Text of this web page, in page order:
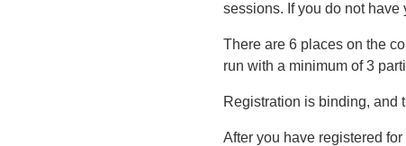
sessions. If you do not
There are 6 places on the
run with a minimum of 3
Registration is binding, and
After you have registered